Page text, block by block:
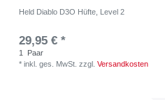
Held Diablo D3O Hüfte, Level 2
29,95 € *
1
Paar
*inkl. ges. MwSt. zzgl.Versandkosten